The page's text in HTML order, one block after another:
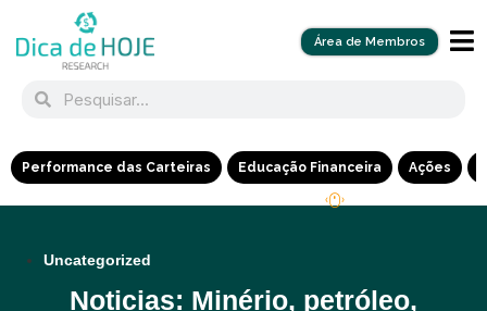
Área de Membros
Performance das Carteiras Educação Financeira Ações
Uncategorized
Noticias: Minério, petróleo,